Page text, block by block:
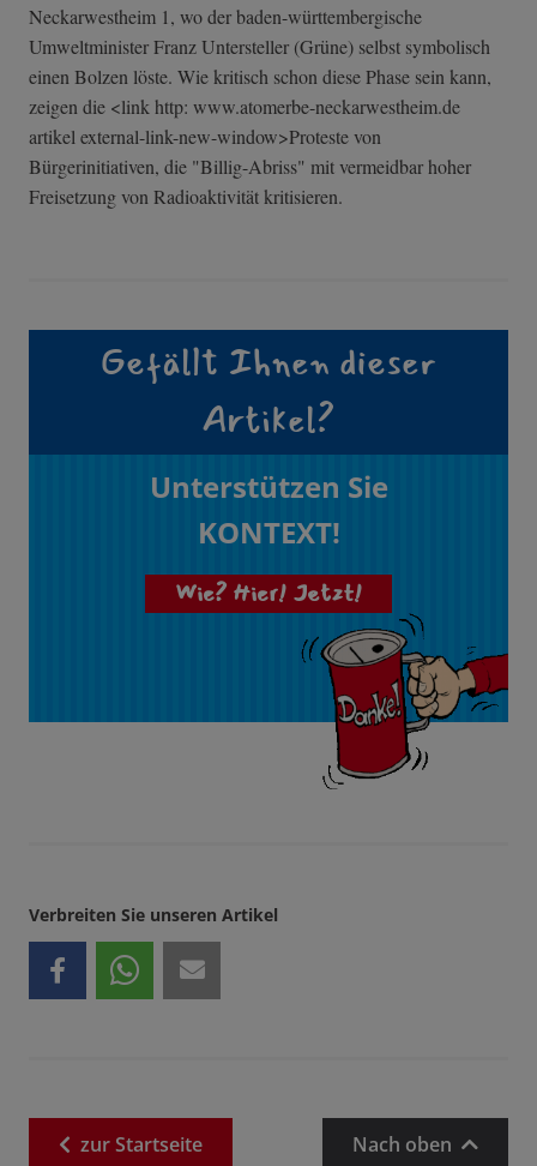
Neckarwestheim 1, wo der baden-württembergische
Umweltminister Franz Untersteller (Grüne) selbst symbolisch
einen Bolzen löste. Wie kritisch schon diese Phase sein kann,
zeigen die <link http: www.atomerbe-ne­ckarwestheim.de
artikel external-link-n­ew-window>Prote­ste von
Bürgerinitiativen, die "Billig-Abriss" mit vermeidbar hoher
Freisetzung von Radioaktivität kritisieren.
Gefällt Ihnen dieser
Artikel?
Unterstützen Sie
KONTEXT!
Wie? Hier! Jetzt!
Verbreiten Sie unseren Artikel
zurStartseite Nach oben